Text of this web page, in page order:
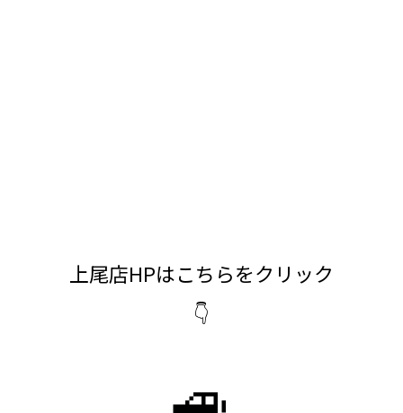
上尾店HPはこちらをクリック
👇